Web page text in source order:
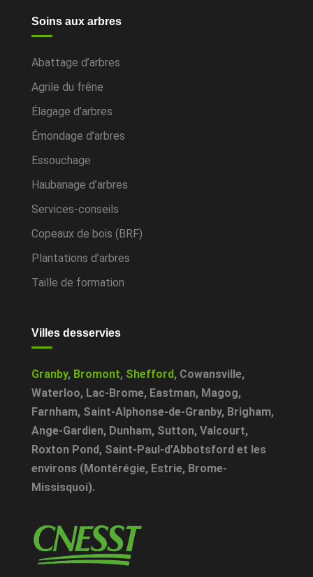
Soins aux arbres
Abattage d’arbres
Agrile du frêne
Élagage d’arbres
Émondage d’arbres
Essouchage
Haubanage d’arbres
Services-conseils
Copeaux de bois (BRF)
Plantations d’arbres
Taille de formation
Villes desservies
Granby, Bromont, Shefford, Cowansville,
Waterloo, Lac-Brome, Eastman, Magog,
Farnham, Saint-Alphonse-de-Granby, Brigham,
Ange-Gardien, Dunham, Sutton, Valcourt,
Roxton Pond , Saint-Paul-d’Abbotsford et les
environs (Montérégie, Estrie, Brome-
Missisquoi).